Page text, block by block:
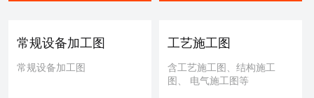
可选服务： 专家评审
服务内容：报告书、报告表
常规设备加工图
常规设备加工图
工艺施工图
含工艺施工图、结构施工
图、 电气施工图等